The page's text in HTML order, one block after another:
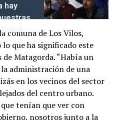
hay
comuna de Los Vilos,
que ha significado este
Matagorda. “Había un
administración de una
en los vecinos del sector
del centro urbano.
tenían que ver con
nosotros junto a la